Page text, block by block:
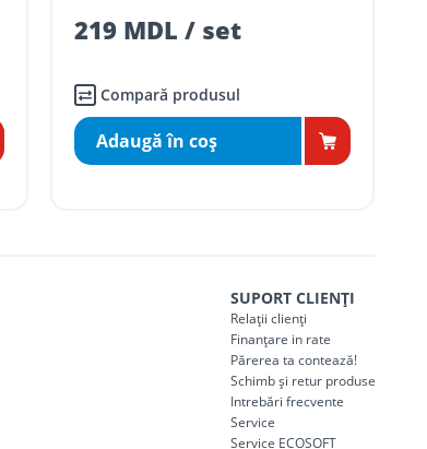
219 MDL / set
Compară produsul
Adaugă în coş
SUPORT CLIENȚI
Relații clienți
Finanțare in rate
Părerea ta contează!
Schimb și retur produse
Intrebări frecvente
Service
Service ECOSOFT